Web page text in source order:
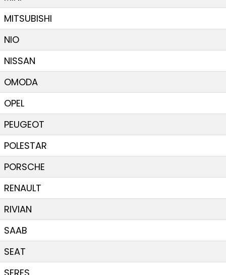
MITSUBISHI
NIO
NISSAN
OMODA
OPEL
PEUGEOT
POLESTAR
PORSCHE
RENAULT
RIVIAN
SAAB
SEAT